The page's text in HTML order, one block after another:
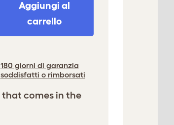
Aggiungi al
carrello
180 giorni di garanzia
soddisfatti o rimborsati
that comes in the